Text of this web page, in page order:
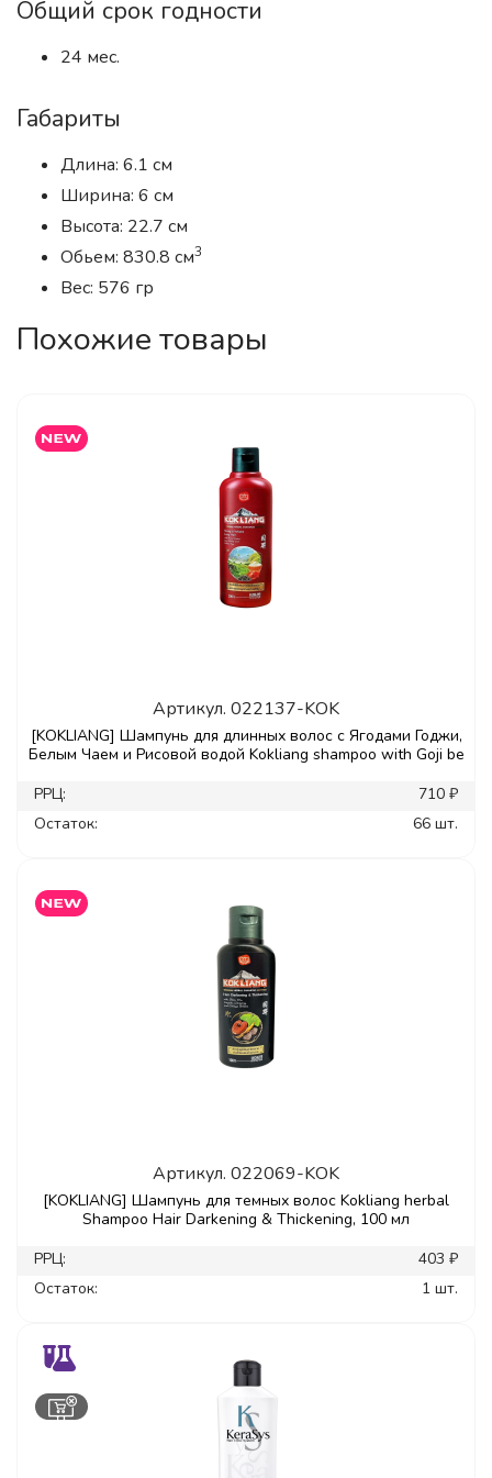
Общий срок годности
24 мес.
Габариты
Длина: 6.1 см
Ширина: 6 см
Высота: 22.7 см
Обьем: 830.8 см3
Вес: 576 гр
Похожие товары
Артикул. 022137-KOK
[KOKLIANG] Шампунь для длинных волос с Ягодами Годжи,
Белым Чаем и Рисовой водой Kokliang shampoo with Goji be
РРЦ:
710 ₽
Остаток:
66 шт.
Артикул. 022069-KOK
[KOKLIANG] Шампунь для темных волос Kokliang herbal
Shampoo Hair Darkening & Thickening, 100 мл
РРЦ:
403 ₽
Остаток:
1 шт.